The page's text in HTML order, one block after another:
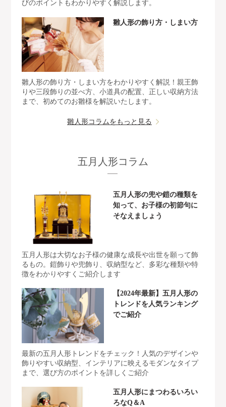
びのポイントもわかりやすく解説します。
雛人形の飾り方・しまい方
雛人形の飾り方・しまい方をわかりやすく解説！親王飾
りや三段飾りの並べ方、小道具の配置、正しい収納方法
まで、初めてのお雛様を解説いたします。
雛人形コラムをもっと見る
五月人形コラム
五月人形の兜や鎧の種類を
知って、お子様の初節句に
そなえましょう
五月人形は大切なお子様の健康な成長や出世を願って飾
るもの。鎧飾りや兜飾り、収納型など、多彩な種類や特
徴をわかりやすくご紹介します
【2024年最新】五月人形の
トレンドを人気ランキング
でご紹介
最新の五月人形トレンドをチェック！人気のデザインや
飾りやすい収納型、インテリアに映えるモダンなタイプ
まで、選び方のポイントを詳しくご紹介
五月人形にまつわるいろい
ろなQ＆A